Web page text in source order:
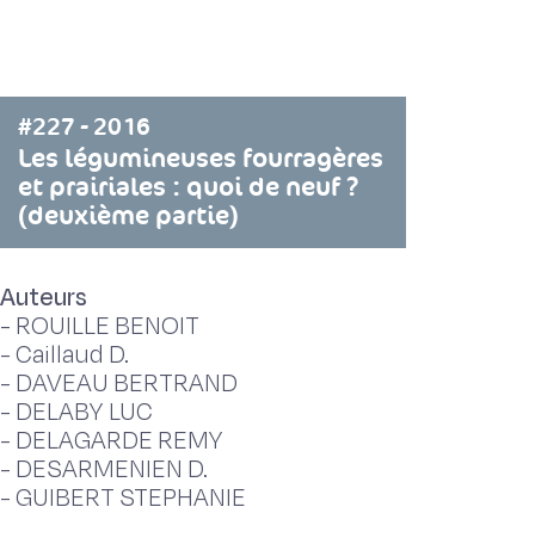
#227 - 2016
Les légumineuses fourragères
et prairiales : quoi de neuf ?
(deuxième partie)
Auteurs
- ROUILLE BENOIT
-Caillaud D.
- DAVEAU BERTRAND
- DELABY LUC
- DELAGARDE REMY
- DESARMENIEN D.
-GUIBERT STEPHANIE